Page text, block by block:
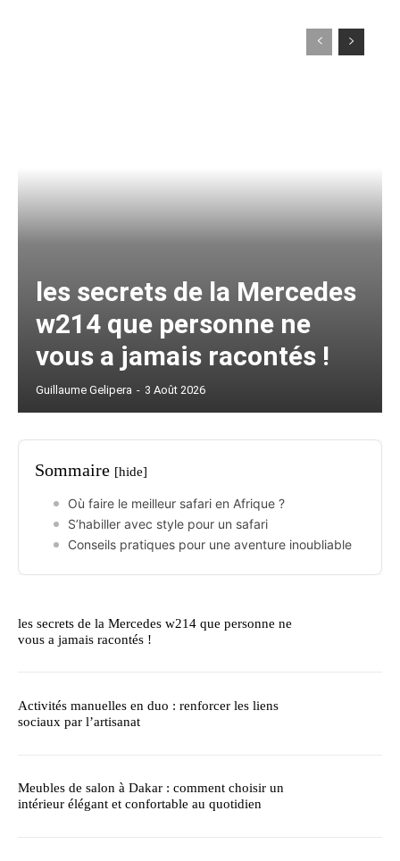
les secrets de la Mercedes
w214 que personne ne
vous a jamais racontés !
Guillaume Gelipera - 3 Août 2026
Sommaire [hide]
Où faire le meilleur safari en Afrique ?
S’habiller avec style pour un safari
Conseils pratiques pour une aventure inoubliable
les secrets de la Mercedes w214 que personne ne
vous a jamais racontés !
Activités manuelles en duo : renforcer les liens
sociaux par l’artisanat
Meubles de salon à Dakar : comment choisir un
intérieur élégant et confortable au quotidien